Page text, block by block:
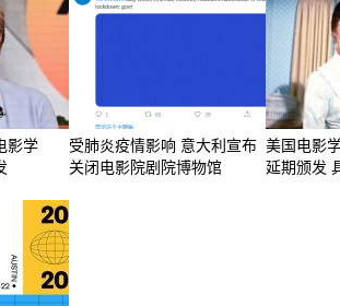
影学
受肺炎疫情影响 意大利宣布
关闭电影院剧院博物馆
美国电影
延期颁发